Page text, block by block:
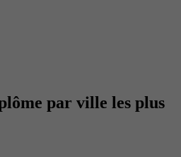
par ville les plus